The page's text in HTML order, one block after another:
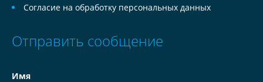
Согласие на обработку персональных данных
Отправить сообщение
Имя